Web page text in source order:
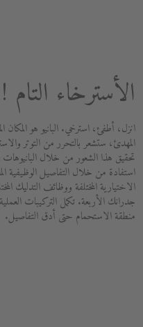
الأسترخاء التام !
انزل، أطفئ، استرخي. البانيو هو المكان
المهدئ، ستشعر بالتحرر من التوتر
تحقيق هذا الشعور من خلال
استفادة من خلال التفاصيل الوظيفية
الاختيارية المختلفة ووظائف التدليك
جدرانك الأربعة. تكمل التركيبات
منطقة الاستحمام حتى أدق التفاصيل.